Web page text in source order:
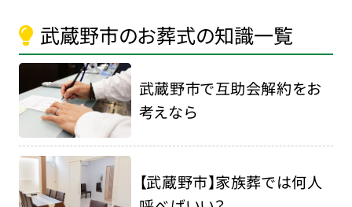
武蔵野市のお葬式の知識一覧
武蔵野市で互助会解約をお
考えなら
【武蔵野市】家族葬では何人